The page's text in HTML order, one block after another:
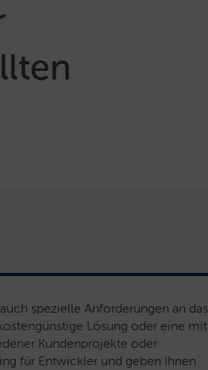
spezielle Anforderungen an das
Lösung oder eine mit
Kundenprojekte oder
für Entwickler und geben Ihnen